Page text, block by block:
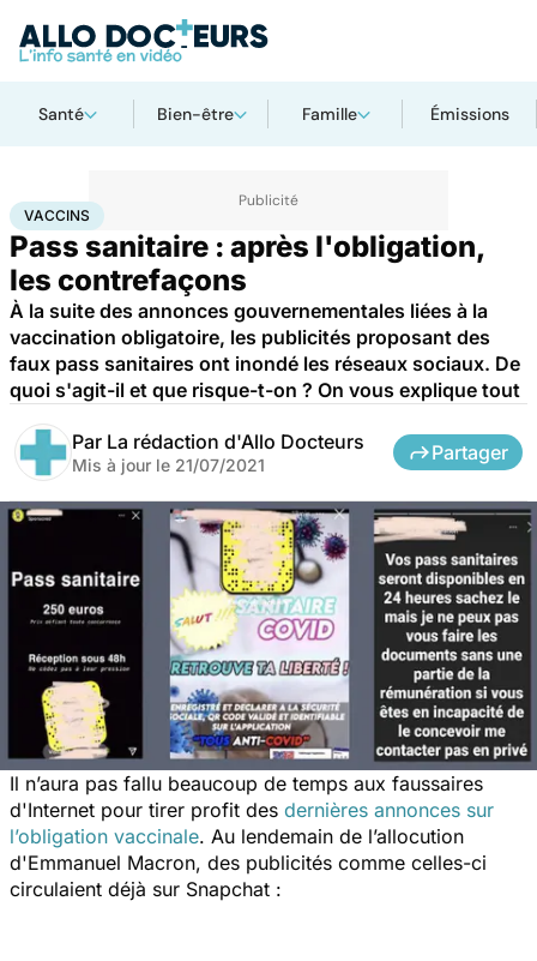
Santé Bien-être Famille Émissions
AccueilSanté Vaccins
VACCINS
Pass sanitaire : après l'obligation,
les contrefaçons
À la suite des annonces gouvernementales liées à la
vaccination obligatoire, les publicités proposant des
faux pass sanitaires ont inondé les réseaux sociaux. De
quoi s'agit-il et que risque-t-on ? On vous explique tout
Par La rédaction d'Allo Docteurs
Mis à jour le 21/07/2021
Partager
Il n’aura pas fallu beaucoup de temps aux faussaires
d'Internet pour tirer profit des dernières annonces sur
l’obligation vaccinale. Au lendemain de l’allocution
d'Emmanuel Macron, des publicités comme celles-ci
circulaient déjà sur Snapchat :